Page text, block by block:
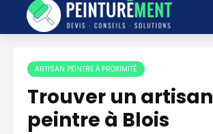
ARTISAN PEINTRE À PROXIMITÉ
Trouver un artisan
peintre à Blois